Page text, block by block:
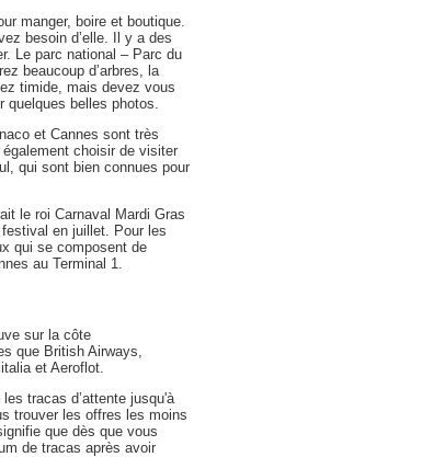
manger, boire et boutique.
besoin d’elle. Il y a des
Le parc national – Parc du
beaucoup d’arbres, la
timide, mais devez vous
belles photos.
et Cannes sont très
choisir de visiter
qui sont bien connues pour
le roi Carnaval Mardi Gras
en juillet. Pour les
qui se composent de
au Terminal 1.
sur la côte
que British Airways,
et Aeroflot.
tracas d’attente jusqu'à
trouver les offres les moins
que dès que vous
de tracas après avoir